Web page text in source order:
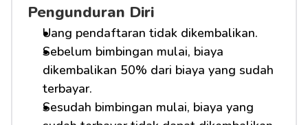
Pengunduran Diri
Uang pendaftaran tidak dikembalikan.
Sebelum bimbingan mulai, biaya
dikembalikan 50% dari biaya yang sudah
terbayar.
Sesudah bimbingan mulai, biaya yang